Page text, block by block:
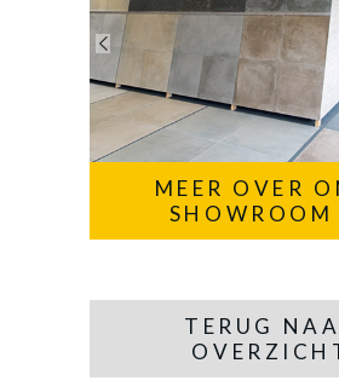
MEER OVER
SHOWROOM
TERUG